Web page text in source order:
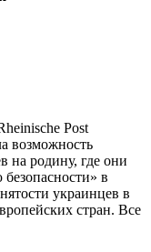
Post
возможность
на родину, где они
в
украинцев в
стран. Все